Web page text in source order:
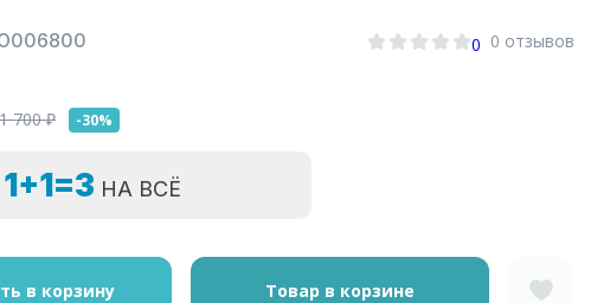
0 0 отзывов
1 700₽ -30%
1+1=3 НА ВСЁ
в корзину Товар в корзине